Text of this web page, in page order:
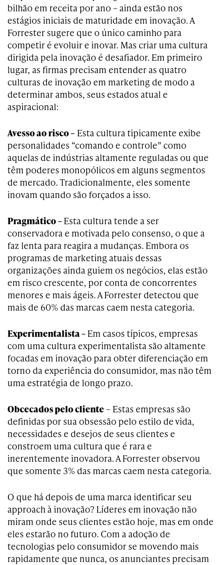
bilhão em receita por ano – ainda estão nos
estágios iniciais de maturidade em inovação. A
Forrester sugere que o único caminho para
competir é evoluir e inovar. Mas criar uma cultura
dirigida pela inovação é desafiador. Em primeiro
lugar, as firmas precisam entender as quatro
culturas de inovação em marketing de modo a
determinar ambos, seus estados atual e
aspiracional:
Avesso ao risco – Esta cultura tipicamente exibe
personalidades “comando e controle” como
aquelas de indústrias altamente reguladas ou que
têm poderes monopólicos em alguns segmentos
de mercado. Tradicionalmente, eles somente
inovam quando são forçados a isso.
Pragmático – Esta cultura tende a ser
conservadora e motivada pelo consenso, o que a
faz lenta para reagira a mudanças. Embora os
programas de marketing atuais dessas
organizações ainda guiem os negócios, elas estão
em risco crescente, por conta de concorrentes
menores e mais ágeis. A Forrester detectou que
mais de 60% das marcas caem nesta categoria.
Experimentalista – Em casos típicos, empresas
com uma cultura experimentalista são altamente
focadas em inovação para obter diferenciação em
torno da experiência do consumidor, mas não têm
uma estratégia de longo prazo.
Obcecados pelo cliente – Estas empresas são
definidas por sua obsessão pelo estilo de vida,
necessidades e desejos de seus clientes e
constroem uma cultura que é rara e
inerentemente inovadora. A Forrester observou
que somente 3% das marcas caem nesta categoria.
O que há depois de uma marca identificar seu
approach à inovação? Líderes em inovação não
miram onde seus clientes estão hoje, mas em onde
eles estarão no futuro. Com a adoção de
tecnologias pelo consumidor se movendo mais
rapidamente que nunca, os anunciantes precisam